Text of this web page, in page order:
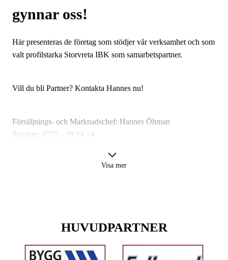
gynnar oss!
Här presenteras de företag som stödjer vår verksamhet och som
valt profilstarka Storvreta IBK som samarbetspartner.
Vill du bli Partner? Kontakta Hannes nu!
Försäljnings- och Marknadschef: Hannes Öhman
Telefon: 0735 - 19 14 14
Visa mer
HUVUDPARTNER